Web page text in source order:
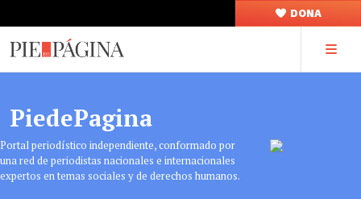
DONA
PiedePagina
Portal periodístico independiente, conformado por
una red de periodistas nacionales e internacionales
expertos en temas sociales y de derechos humanos.